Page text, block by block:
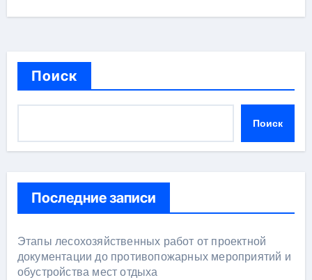
Поиск
Поиск
Последние записи
Этапы лесохозяйственных работ от проектной
документации до противопожарных мероприятий и
обустройства мест отдыха